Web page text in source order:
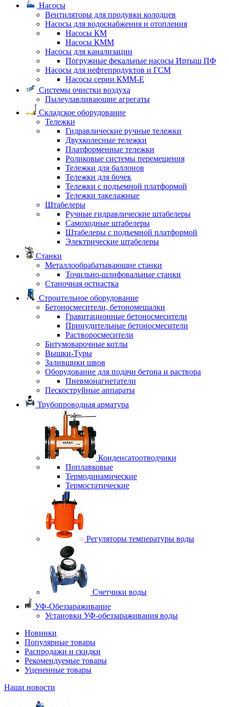
Насосы
Вентиляторы для продувки колодцев
Насосы для водоснабжения и отопления
Насосы КМ
Насосы КММ
Насосы для канализации
Погружные фекальные насосы Иртыш ПФ
Насосы для нефтепродуктов и ГСМ
Насосы серии КММ-Е
Системы очистки воздуха
Пылеулавливающие агрегаты
Складское оборудование
Тележки
Гидравлические ручные тележки
Двухколесные тележки
Платформенные тележки
Роликовые системы перемещения
Тележки для баллонов
Тележки для бочек
Тележки с подъемной платформой
Тележки такелажные
Штабелеры
Ручные гидравлические штабелеры
Самоходные штабелеры
Штабелеры с подъемной платформой
Электрические штабелеры
Станки
Металлообрабатывающие станки
Точильно-шлифовальные станки
Станочная остнастка
Строительное оборудование
Бетоносмесители, бетономешалки
Гравитационные бетоносмесители
Принудительные бетоносмесители
Растворосмесители
Битумоварочные котлы
Вышки-Туры
Заливщики швов
Оборудование для подачи бетона и раствора
Пневмонагнетатели
Пескоструйные аппараты
Трубопроводная арматура
Конденсатоотводчики
Поплавковые
Термодинамические
Термостатические
Регуляторы температуры воды
Счетчики воды
УФ-Обеззараживание
Установки УФ-обеззараживания воды
Новинки
Популярные товары
Распродажи и скидки
Рекомендуемые товары
Уцененные товары
Наши новости